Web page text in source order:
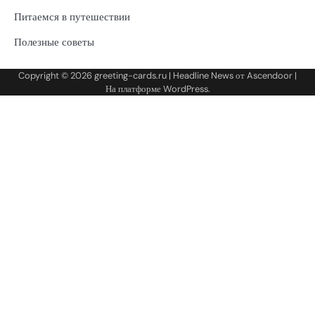
Питаемся в путешествии
Полезные советы
Copyright © 2026greeting-cards.ru | Headline News отAscendoor |
На платформеWordPress.